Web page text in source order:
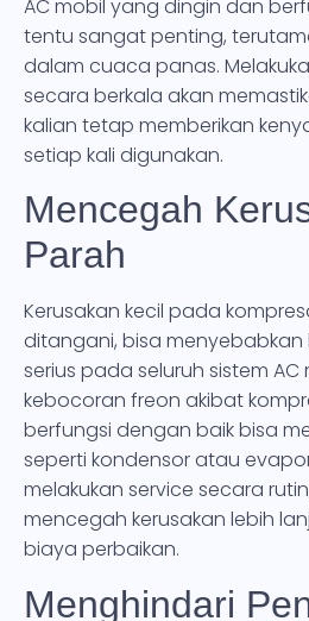
AC mobil yang dingin dan
tentu sangat penting,
dalam cuaca panas.
secara berkala akan
kalian tetap memberikan
setiap kali digunakan.
Mencegah
Parah
Kerusakan kecil pada
ditangani, bisa menyebabkan
serius pada seluruh sistem AC
kebocoran freon akibat
berfungsi dengan baik bisa
seperti kondensor atau
melakukan service secara
mencegah kerusakan lebih
biaya perbaikan.
Menghindari